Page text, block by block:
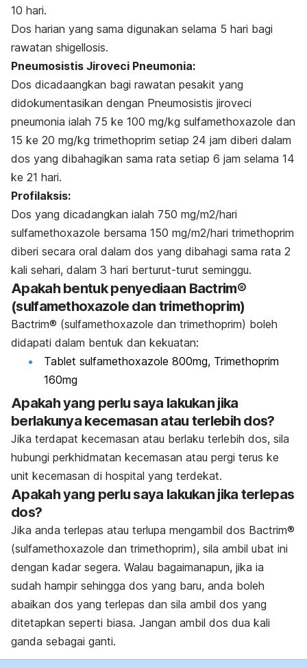
10 hari.
Dos harian yang sama digunakan selama 5 hari bagi
rawatan shigellosis.
Pneumosistis Jiroveci Pneumonia:
Dos dicadaangkan bagi rawatan pesakit yang
didokumentasikan dengan Pneumosistis jiroveci
pneumonia ialah 75 ke 100 mg/kg sulfamethoxazole dan
15 ke 20 mg/kg trimethoprim setiap 24 jam diberi dalam
dos yang dibahagikan sama rata setiap 6 jam selama 14
ke 21 hari.
Profilaksis:
Dos yang dicadangkan ialah 750 mg/m2/hari
sulfamethoxazole bersama 150 mg/m2/hari trimethoprim
diberi secara oral dalam dos yang dibahagi sama rata 2
kali sehari, dalam 3 hari berturut-turut seminggu.
Apakah bentuk penyediaan Bactrim®
(sulfamethoxazole dan trimethoprim)
Bactrim® (sulfamethoxazole dan trimethoprim) boleh
didapati dalam bentuk dan kekuatan:
Tablet sulfamethoxazole 800mg, Trimethoprim
160mg
Apakah yang perlu saya lakukan jika
berlakunya kecemasan atau terlebih dos?
Jika terdapat kecemasan atau berlaku terlebih dos, sila
hubungi perkhidmatan kecemasan atau pergi terus ke
unit kecemasan di hospital yang terdekat.
Apakah yang perlu saya lakukan jika terlepas
dos?
Jika anda terlepas atau terlupa mengambil dos Bactrim®
(sulfamethoxazole dan trimethoprim), sila ambil ubat ini
dengan kadar segera. Walau bagaimanapun, jika ia
sudah hampir sehingga dos yang baru, anda boleh
abaikan dos yang terlepas dan sila ambil dos yang
ditetapkan seperti biasa. Jangan ambil dos dua kali
ganda sebagai ganti.